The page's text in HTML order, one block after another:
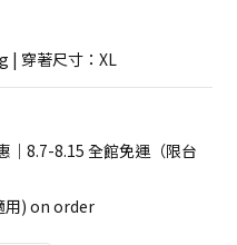
| 穿著尺寸：XL
｜8.7-8.15 全館免運（限台
用) on order